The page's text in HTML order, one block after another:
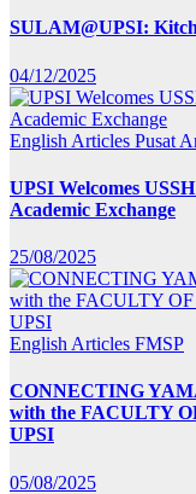
SULAM@UPSI:
04/12/2025
English Articles Pusat
UPSI Welcomes
Academic Exchange
25/08/2025
English Articles FMSP
CONNECTING
with the FACULTY
UPSI
05/08/2025